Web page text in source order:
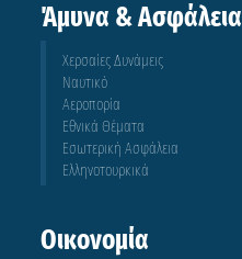
Άμυνα & Ασφάλεια
Χερσαίες Δυνάμεις
Ναυτικό
Αεροπορία
Εθνικά Θέματα
Εσωτερική Ασφάλεια
Ελληνοτουρκικά
Οικονομία